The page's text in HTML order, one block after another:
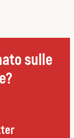
sulle